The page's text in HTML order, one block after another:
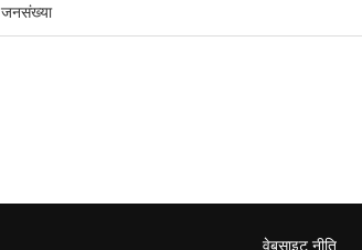
जनसंख्या